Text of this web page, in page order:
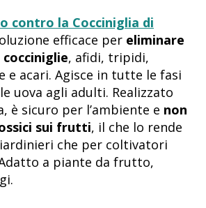
contro la Cocciniglia di
efficace per eliminare
, afidi, tripidi,
e acari. Agisce in tutte le fasi
uova agli adulti. Realizzato
è sicuro per l’ambiente e non
sui frutti, il che lo rende
che per coltivatori
a piante da frutto,